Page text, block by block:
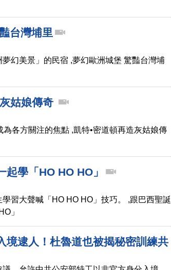
台灣埔里
幻美景」的民宿 ,夢幻歐洲城堡 驚豔台灣埔
姑娘傳奇
各方關注的焦點 ,凱特•密道頓再造灰姑娘傳
起學「HO HO HO」
習大聲喊「HO HO HO」技巧。 ,跟巴西聖誕
」
境逮人！杜魯道也被揭秘密訓練共